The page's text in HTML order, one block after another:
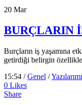
20 Mar
BURÇLARIN
Burçların iş yaşamına
getirdiği belirgin
15:54 /Genel /
0 Likes
Share